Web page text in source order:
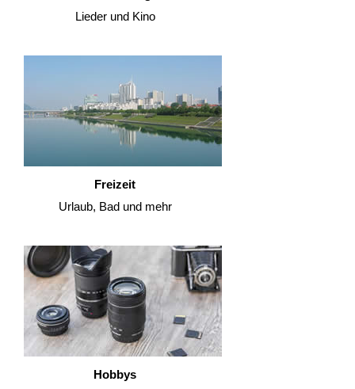
Lieder und Kino
Freizeit
Urlaub, Bad und mehr
Hobbys